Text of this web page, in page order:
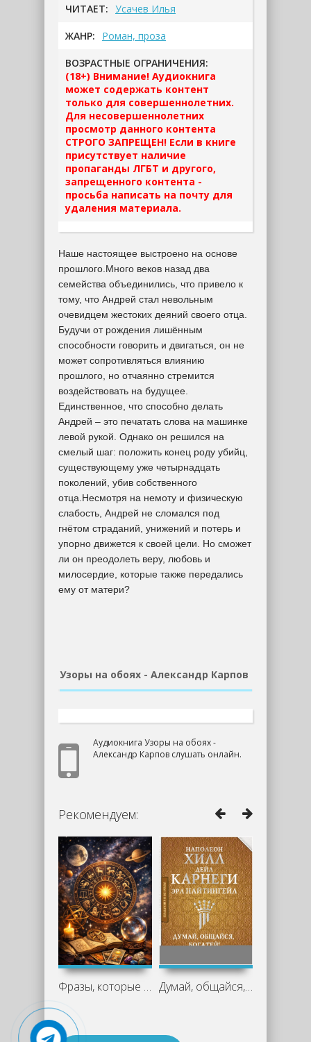
ЧИТАЕТ: Усачев Илья
ЖАНР: Роман, проза
ВОЗРАСТНЫЕ ОГРАНИЧЕНИЯ:
(18+) Внимание! Аудиокнига
может содержать контент
только для совершеннолетних.
Для несовершеннолетних
просмотр данного контента
СТРОГО ЗАПРЕЩЕН! Если в книге
присутствует наличие
пропаганды ЛГБТ и другого,
запрещенного контента -
просьба написать на почту для
удаления материала.
Наше настоящее выстроено на основе
прошлого.Много веков назад два
семейства объединились, что привело к
тому, что Андрей стал невольным
очевидцем жестоких деяний своего отца.
Будучи от рождения лишённым
способности говорить и двигаться, он не
может сопротивляться влиянию
прошлого, но отчаянно стремится
воздействовать на будущее.
Единственное, что способно делать
Андрей – это печатать слова на машинке
левой рукой. Однако он решился на
смелый шаг: положить конец роду убийц,
существующему уже четырнадцать
поколений, убив собственного
отца.Несмотря на немоту и физическую
слабость, Андрей не сломался под
гнётом страданий, унижений и потерь и
упорно движется к своей цели. Но сможет
ли он преодолеть веру, любовь и
милосердие, которые также передались
ему от матери?
Узоры на обоях - Александр Карпов
Аудиокнига Узоры на обоях -
Александр Карпов слушать онлайн.
Рекомендуем:
Фразы, которые нельзя говорить знакам Думай, общайся, богатей! 6 бестселлеров